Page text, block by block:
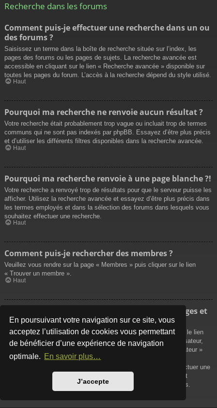
En poursuivant votre navigation sur ce site, vous
acceptez l’utilisation de cookies vous permettant
de bénéficier d’une expérience de navigation
optimale. En savoir plus…
J’accepte
Recherche dans les forums
Comment puis-je effectuer une recherche dans un ou
des forums ?
Saisissez un terme dans la boîte de recherche située sur l’index, les
pages des forums ou les pages de sujets. La recherche avancée est
accessible en cliquant sur le lien « Recherche avancée » disponible sur
toutes les pages du forum. L’accès à la recherche dépend du style utilisé.
Haut
Pourquoi ma recherche ne renvoie aucun résultat ?
Votre recherche était probablement trop vague ou incluait trop de termes
communs qui ne sont pas indexés par phpBB. Essayez d’être plus précis
et d’utiliser les différents filtres disponibles dans la recherche avancée.
Haut
Pourquoi ma recherche renvoie à une page blanche ?!
Votre recherche a renvoyé trop de résultats pour que le serveur puisse les
afficher. Utilisez la recherche avancée et essayez d’être plus précis dans
les termes employés et dans la sélection des forums dans lesquels vous
souhaitez effectuer une recherche.
Haut
Comment puis-je rechercher des membres ?
Veuillez vous rendre sur la page « Membres » puis cliquer sur le lien
« Trouver un membre ».
Haut
Comment puis-je retrouver mes propres messages et
sujets ?
Vos propres messages peuvent être affichés soit en cliquant sur le lien
« Afficher vos messages » dans le panneau de contrôle de l’utilisateur,
soit en cliquant sur le lien « Rechercher les messages de l’utilisateur »
sur la page de votre propre profil ou soit en cliquant sur le menu
« Raccourcis » situé sur la partie supérieure du forum. Pour effectuer une
recherche de vos propres sujets, utilisez la recherche avancée et
remplissez convenablement les options qui vous sont disponibles.